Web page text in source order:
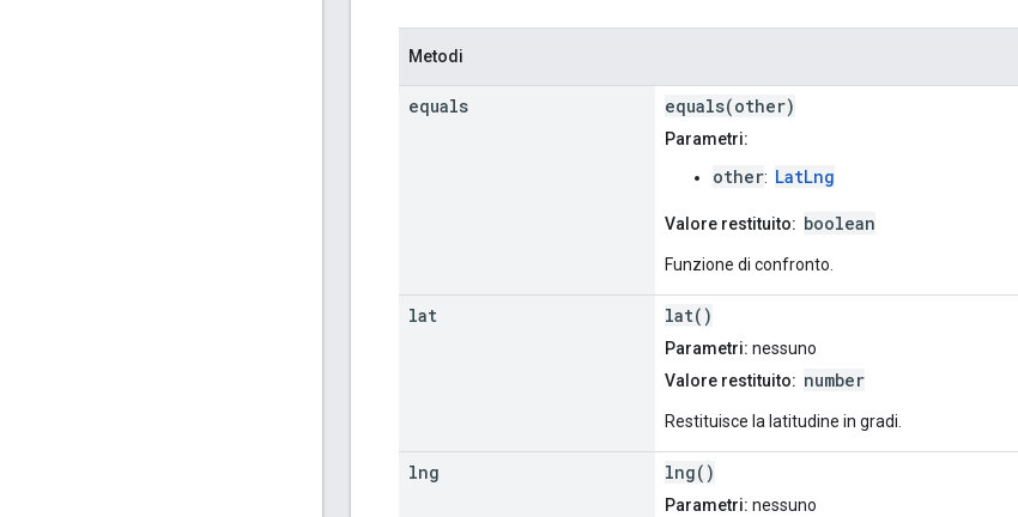
Metodi
equals equals(other)
Parametri:
other: LatLng
Valore restituito: boolean
Funzione di confronto.
lat lat()
Parametri: nessuno
Valore restituito: number
Restituisce la latitudine in gradi.
lng lng()
Parametri: nessuno